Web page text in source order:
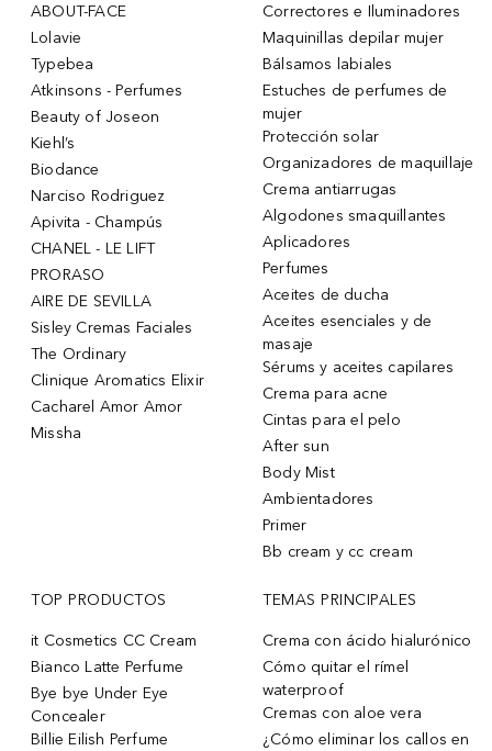
ABOUT-FACE
Lolavie
Typebea
Atkinsons - Perfumes
Beauty of Joseon
Kiehl’s
Biodance
Narciso Rodriguez
Apivita - Champús
CHANEL - LE LIFT
PRORASO
AIRE DE SEVILLA
Sisley Cremas Faciales
The Ordinary
Clinique Aromatics Elixir
Cacharel Amor Amor
Missha
Correctores e Iluminadores
Maquinillas depilar mujer
Bálsamos labiales
Estuches de perfumes de
mujer
Protección solar
Organizadores de maquillaje
Crema antiarrugas
Algodones smaquillantes
Aplicadores
Perfumes
Aceites de ducha
Aceites esenciales y de
masaje
Sérums y aceites capilares
Crema para acne
Cintas para el pelo
After sun
Body Mist
Ambientadores
Primer
Bb cream y cc cream
TOP PRODUCTOS
it Cosmetics CC Cream
Bianco Latte Perfume
Bye bye Under Eye
Concealer
Billie Eilish Perfume
TEMAS PRINCIPALES
Crema con ácido hialurónico
Cómo quitar el rímel
waterproof
Cremas con aloe vera
¿Cómo eliminar los callos en